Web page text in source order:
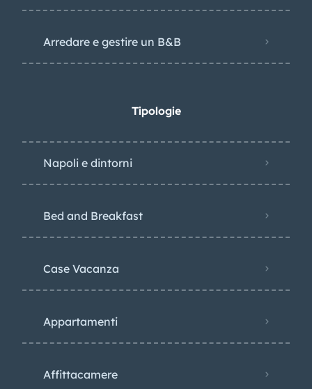
Arredare e gestire un B&B
Tipologie
Napoli e dintorni
Bed and Breakfast
Case Vacanza
Appartamenti
Affittacamere